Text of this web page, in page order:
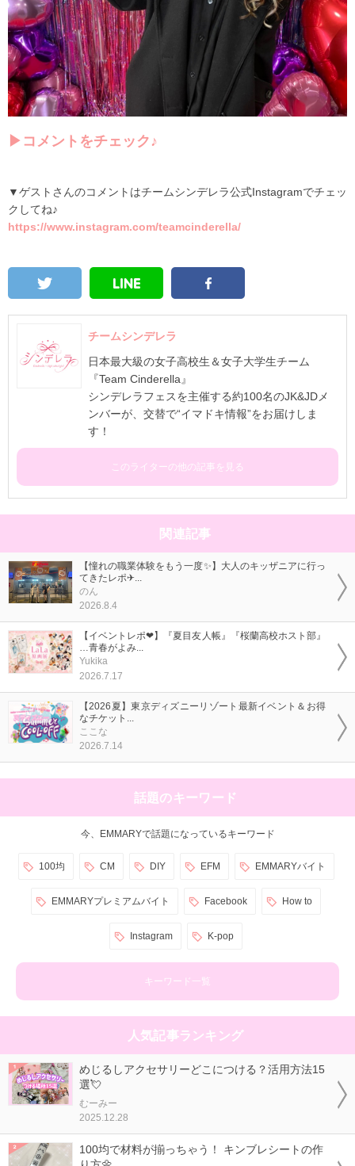
▶ コメントをチェック♪
▼ゲストさんのコメントはチームシンデレラ公式Instagramでチェッ
クしてね♪
https://www.instagram.com/teamcinderella/
チームシンデレラ
日本最大級の女子高校生＆女子大学生チーム
『Team Cinderella』
シンデレラフェスを主催する約100名のJK&JDメ
ンバーが、交替で“イマドキ情報”をお届けしま
す！
このライターの他の記事を見る
関連記事
【憧れの職業体験をもう一度✨】大人のキッザニアに行っ
てきたレポ✈...
のん
2026.8.4
【イベントレポ❤】『夏目友人帳』『桜蘭高校ホスト部』
…青春がよみ...
Yukika
2026.7.17
【2026夏】東京ディズニーリゾート最新イベント＆お得
なチケット...
ここな
2026.7.14
話題のキーワード
今、EMMARYで話題になっているキーワード
100均 CM DIY EFM EMMARYバイト
EMMARYプレミアムバイト Facebook How to
Instagram K-pop
キーワード一覧
人気記事ランキング
めじるしアクセサリーどこにつける？活用方法15
選💘
むーみー
2025.12.28
100均で材料が揃っちゃう！ キンブレシートの作